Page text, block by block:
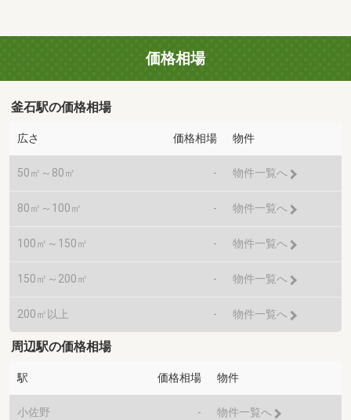
価格相場
釜石駅の価格相場
広さ 価格相場 物件
50㎡～80㎡ - 物件一覧へ
80㎡～100㎡ - 物件一覧へ
100㎡～150㎡ - 物件一覧へ
150㎡～200㎡ - 物件一覧へ
200㎡以上 - 物件一覧へ
周辺駅の価格相場
駅 価格相場 物件
小佐野 - 物件一覧へ